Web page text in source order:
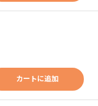
カートに追加